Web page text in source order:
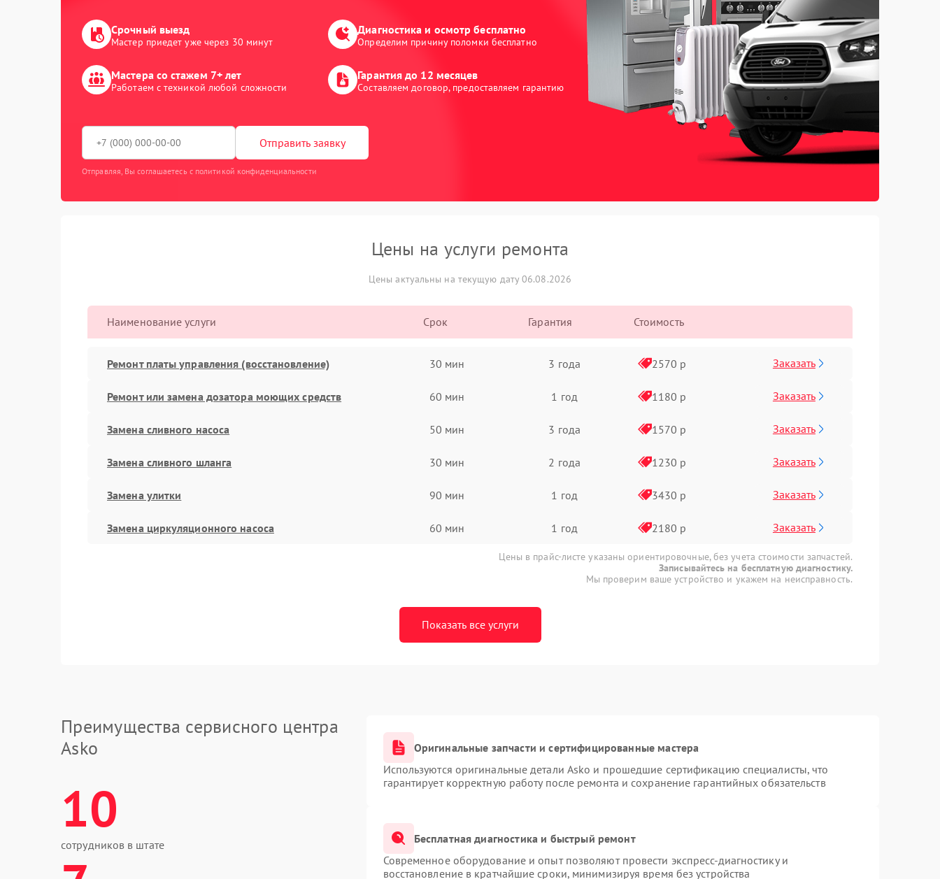
Срочный выезд
Мастер приедет уже через 30 минут
Диагностика и осмотр бесплатно
Определим причину поломки бесплатно
Мастера со стажем 7+ лет
Работаем с техникой любой сложности
Гарантия до 12 месяцев
Составляем договор, предоставляем гарантию
Отправить заявку
Отправляя, Вы соглашаетесь с политикой конфиденциальности
Цены на услуги ремонта
Цены актуальны на текущую дату 06.08.2026
Наименование услуги Срок Гарантия Стоимость
Ремонт платы управления (восстановление) 30 мин 3 года 2570 р Заказать
Ремонт или замена дозатора моющих средств 60 мин 1 год 1180 р Заказать
Замена сливного насоса 50 мин 3 года 1570 р Заказать
Замена сливного шланга 30 мин 2 года 1230 р Заказать
Замена улитки 90 мин 1 год 3430 р Заказать
Замена циркуляционного насоса 60 мин 1 год 2180 р Заказать
Цены в прайс-листе указаны ориентировочные, без учета стоимости запчастей.
Записывайтесь на бесплатную диагностику.
Мы проверим ваше устройство и укажем на неисправность.
Показать все услуги
Преимущества сервисного центра
Asko
10
сотрудников в штате
Оригинальные запчасти и сертифицированные мастера
Используются оригинальные детали Asko и прошедшие сертификацию специалисты, что
гарантирует корректную работу после ремонта и сохранение гарантийных обязательств
Бесплатная диагностика и быстрый ремонт
Современное оборудование и опыт позволяют провести экспресс-диагностику и
восстановление в кратчайшие сроки, минимизируя время без устройства